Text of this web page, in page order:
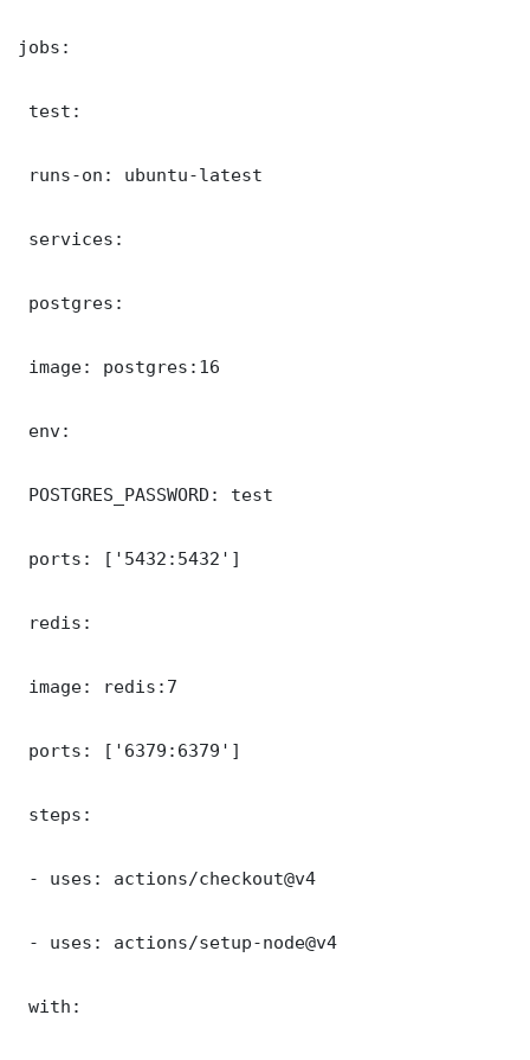
jobs:
test:
runs-on: ubuntu-latest
services:
postgres:
image: postgres:16
env:
POSTGRES_PASSWORD: test
ports: ['5432:5432']
redis:
image: redis:7
ports: ['6379:6379']
steps:
- uses: actions/checkout@v4
- uses: actions/setup-node@v4
with: